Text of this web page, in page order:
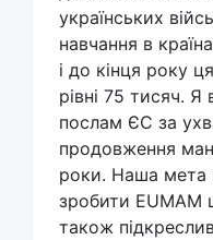
українських
навчання в
і до кінця року
рівні 75 тисяч.
послам ЄС за
продовження
роки. Наша мета
зробити EUMAM
також